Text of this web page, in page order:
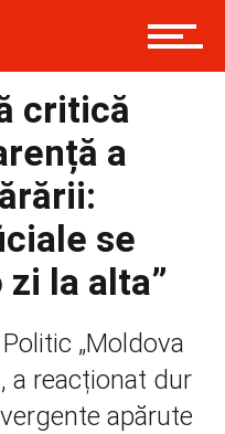
critică
a
se
la alta”
„Moldova
a reacționat dur
apărute